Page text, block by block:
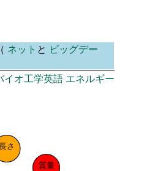
（ ネット と ビッグデー
イオ工学英語 エネルギー
さ
質量